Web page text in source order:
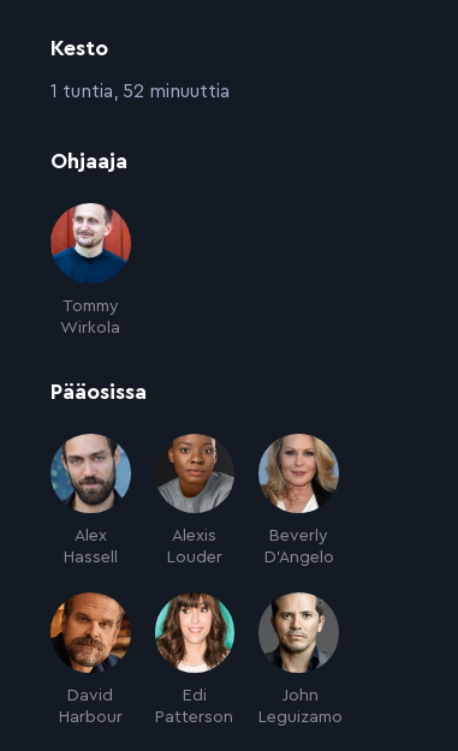
Kesto
:1 tuntia, 52 minuuttia
Ohjaaja
Tommy
Wirkola
Pääosissa
Alex
Hassell
Alexis
Louder
Beverly
D'Angelo
David
Harbour
Edi
Patterson
John
Leguizamo